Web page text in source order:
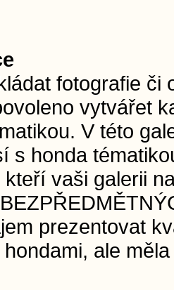
fotografie či
vytvářet
V této
s honda
vaši galerii
prezentovat
ale